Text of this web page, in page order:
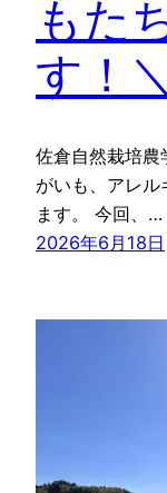
もた
す！
佐倉自然栽培農
がいも、アレル
ます。 今回、…
2026年6月18日